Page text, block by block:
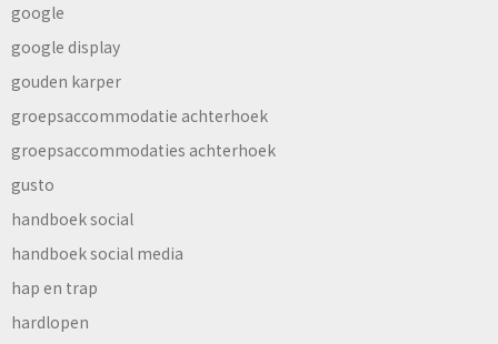
google
google display
gouden karper
groepsaccommodatie achterhoek
groepsaccommodaties achterhoek
gusto
handboek social
handboek social media
hap en trap
hardlopen